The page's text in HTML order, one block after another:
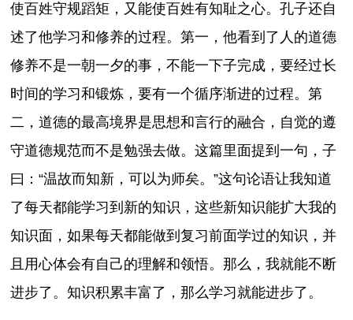
使百姓守规蹈矩，又能使百姓有知耻之心。孔子还自
述了他学习和修养的过程。第一，他看到了人的道德
修养不是一朝一夕的事，不能一下子完成，要经过长
时间的学习和锻炼，要有一个循序渐进的过程。第
二，道德的最高境界是思想和言行的融合，自觉的遵
守道德规范而不是勉强去做。这篇里面提到一句，子
曰：“温故而知新，可以为师矣。”这句论语让我知道
了每天都能学习到新的知识，这些新知识能扩大我的
知识面，如果每天都能做到复习前面学过的知识，并
且用心体会有自己的理解和领悟。那么，我就能不断
进步了。知识积累丰富了，那么学习就能进步了。